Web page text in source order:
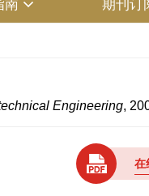
南 期刊订
Engineering,
在